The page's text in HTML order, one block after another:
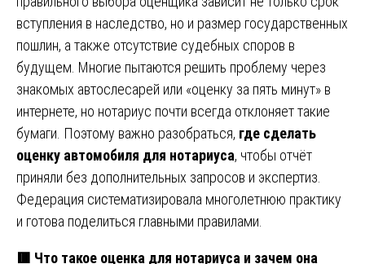
вступления в наследство, но и размер государственных
пошлин, а также отсутствие судебных споров в
будущем. Многие пытаются решить проблему через
знакомых автослесарей или «оценку за пять минут» в
интернете, но нотариус почти всегда отклоняет такие
бумаги. Поэтому важно разобраться, где сделать
оценку автомобиля для нотариуса, чтобы отчёт
приняли без дополнительных запросов и экспертиз.
Федерация систематизировала многолетнюю практику
и готова поделиться главными правилами.
🟥 Что такое оценка для нотариуса и зачем она